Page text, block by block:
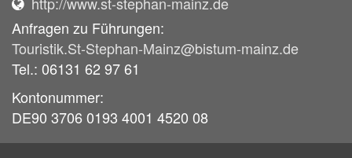
Anfragen zu Führungen:
Touristik.St-Stephan-Mainz@bistum-mainz.de
Tel.: 06131 62 97 61
Kontonummer:
DE90 3706 0193 4001 4520 08